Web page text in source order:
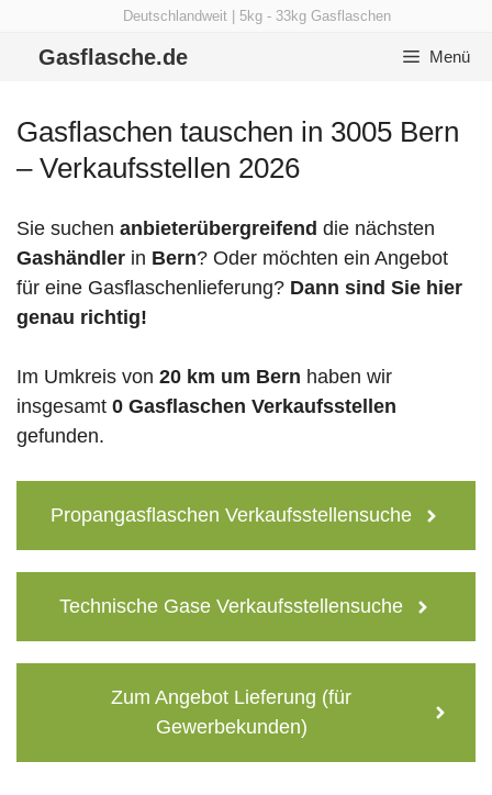
Deutschlandweit | 5kg - 33kg Gasflaschen
Gasflasche.de Menü
Gasflaschen tauschen in 3005 Bern
– Verkaufsstellen 2026
Sie suchen anbieterübergreifend die nächsten
Gashändler in Bern? Oder möchten ein Angebot
für eine Gasflaschenlieferung? Dann sind Sie hier
genau richtig!
Im Umkreis von 20 km um Bern haben wir
insgesamt 0 Gasflaschen Verkaufsstellen
gefunden.
Propangasflaschen Verkaufsstellensuche
Technische Gase Verkaufsstellensuche
Zum Angebot Lieferung (für
Gewerbekunden)